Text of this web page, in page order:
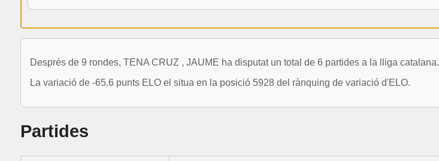
Després de 9 rondes, TENA CRUZ , JAUME ha disputat un total de 6 partides a la lliga catalana.
La variació de -65.6 punts ELO el situa en la posició 5928 del rànquing de variació d'ELO.
Partides